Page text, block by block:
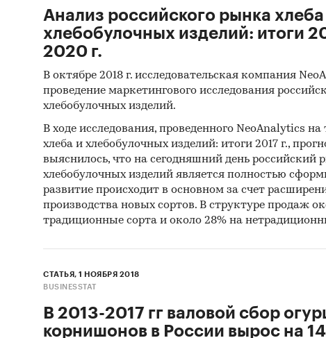
Анализ российского рынка хлеба
хлебобулочных изделий: итоги
2020 г.
В октябре 2018 г. исследовательская компания
проведение маркетингового исследования
хлебобулочных изделий.
В ходе исследования, проведенного NeoAnalytics
хлеба и хлебобулочных изделий: итоги 2017 г.,
выяснилось, что на сегодняшний день российский
хлебобулочных изделий является полностью
развитие происходит в основном за счет
производства новых сортов. В структуре продаж
традиционные сорта и около 28% на
СТАТЬЯ, 1 НОЯБРЯ 2018
BUSINESSTAT
В 2013-2017 гг валовой сбор
корнишонов в России вырос на